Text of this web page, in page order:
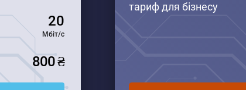
20
Мбіт/с
800 ₴
тариф для бізнесу